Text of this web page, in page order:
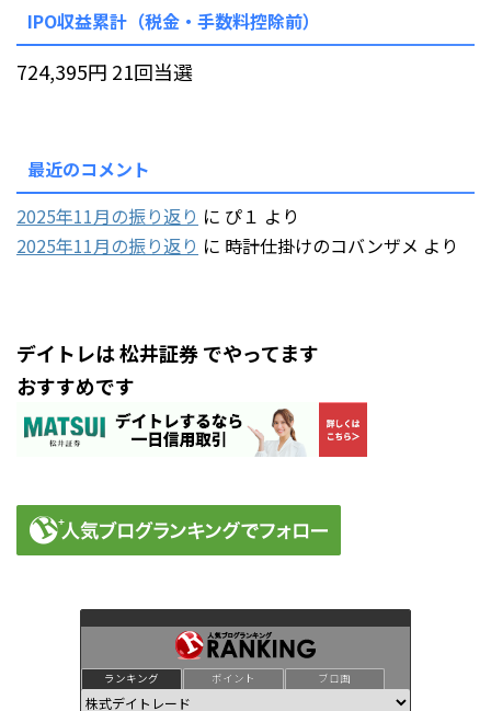
IPO収益累計（税金・手数料控除前）
724,395円 21回当選
最近のコメント
2025年11月の振り返り に ぴ１ より
2025年11月の振り返り に 時計仕掛けのコバンザメ より
デイトレは 松井証券 でやってます
おすすめです
ランキング ポイント ブロ画